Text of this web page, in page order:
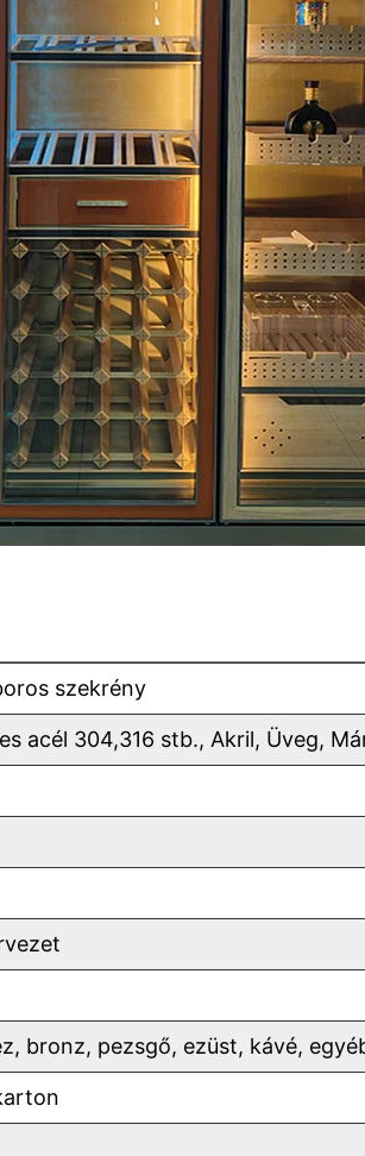
szekrény
acél 304,316 stb., Akril, Üveg,
bronz, pezsgő, ezüst, kávé,